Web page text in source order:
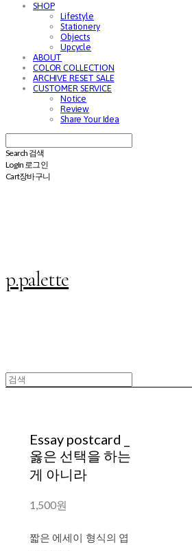
SHOP
Lifestyle
Stationery
Objects
Upcycle
ABOUT
COLOR COLLECTION
ARCHIVE RESET SALE
CUSTOMER SERVICE
Notice
Review
Share Your Idea
Search 검색
Log In 로그인
Cart장바구니
p.palette
Essay postcard _
옳은 선택을 하는
게 아니라
1,500원
짧은 에세이 형식의 엽